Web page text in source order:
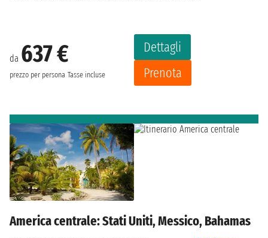
da 637 €
prezzo per persona Tasse incluse
Dettagli
Prenota
America centrale: Stati Uniti, Messico, Bahamas